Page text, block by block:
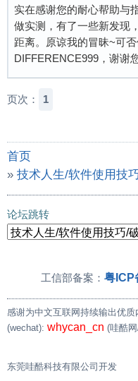
实在感谢您的耐心帮助与
做实测，有了一些新发现
距离。原谅我的冒昧~可
DIFFERENCE999，谢谢
页次： 1
首页
» 技术人生/软件使用技
»关于gba游戏指环王王
论坛跳转
工信部备案： 粤ICP
感谢为中文互联网持续输出优质
(wechat): whycan_cn (哇酷
东莞哇酷科技有限公司开发